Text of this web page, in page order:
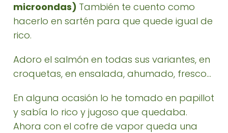
microondas) También te cuento como
hacerlo en sartén para que quede igual de
rico.
Adoro el salmón en todas sus variantes, en
croquetas, en ensalada, ahumado, fresco...
En alguna ocasión lo he tomado en papillot
y sabía lo rico y jugoso que quedaba.
Ahora con el cofre de vapor queda una